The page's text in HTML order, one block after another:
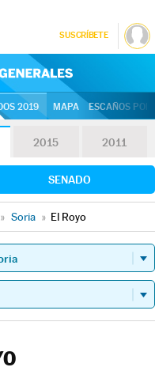
SUSCRÍBETE
2019 MAPA ESCAÑOS
2015 2011
SENADO
» Soria » El Royo